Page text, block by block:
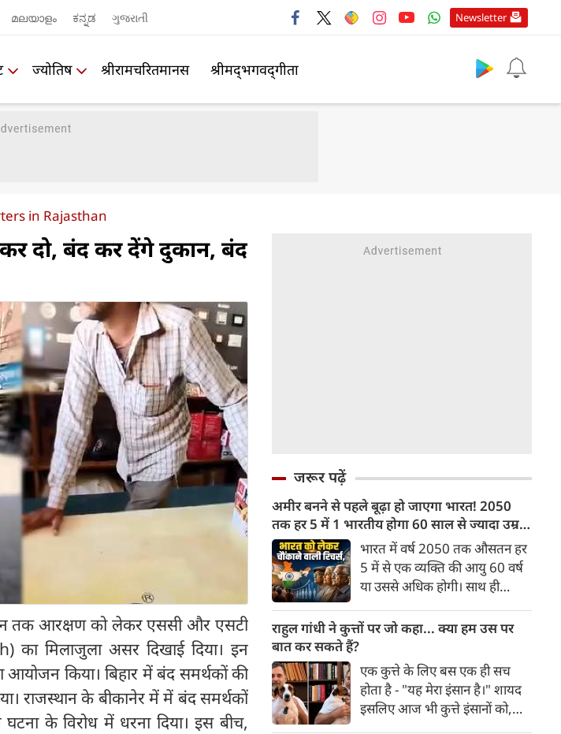
മലയാളം ಕನ್ನಡ ગુજરાતી Newsletter
ज्योतिष श्रीरामचरितमानस श्रीमद्‍भगवद्‍गीता
in Rajasthan
दो, बंद कर देंगे दुकान, बंद
तक आरक्षण को लेकर एससी और एसटी
मिलाजुला असर दिखाई दिया। इन
किया। बिहार में बंद समर्थकों की
राजस्थान के बीकानेर में में बंद समर्थकों
घटना के विरोध में धरना दिया। इस बीच,
जरूर पढ़ें
अमीर बनने से पहले बूढ़ा हो जाएगा भारत! 2050
तक हर 5 में 1 भारतीय होगा 60 साल से ज्यादा उम्र
का
भारत में वर्ष 2050 तक औसतन हर
5 में से एक व्यक्ति की आयु 60 वर्ष
या उससे अधिक होगी। साथ ही
भारत में रहेंगे। ‘ट्रांसफॉर्म रूरल
अनुसार भारत विकसित देशों के
विपरीत समृद्ध बनने से पहले ही वृद्ध
होती आबादी वाले देश की श्रेणी में
पहुंच रहा है।
राहुल गांधी ने कुत्तों पर जो कहा... क्या हम उस पर
बात कर सकते हैं?
एक कुत्ते के लिए बस एक ही सच
होता है - "यह मेरा इंसान है।" शायद
इसलिए आज भी कुत्ते इंसानों को,